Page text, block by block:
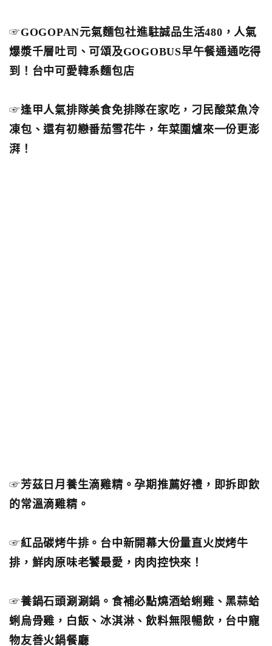
☞GOGOPAN元氣麵包社進駐誠品生活480，人氣
爆漿千層吐司、可頌及GOGOBUS早午餐通通吃得
到！台中可愛韓系麵包店
☞逢甲人氣排隊美食免排隊在家吃，刁民酸菜魚冷
凍包、還有初戀番茄雪花牛，年菜圍爐來一份更澎
湃！
☞芳茲日月養生滴雞精。孕期推薦好禮，即拆即飲
的常溫滴雞精。
☞紅品碳烤牛排。台中新開幕大份量直火炭烤牛
排，鮮肉原味老饕最愛，肉肉控快來！
☞養鍋石頭涮涮鍋。食補必點燒酒蛤蜊雞、黑蒜蛤
蜊烏骨雞，白飯、冰淇淋、飲料無限暢飲，台中寵
物友善火鍋餐廳